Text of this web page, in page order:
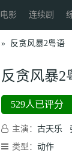
电影 连续剧
» 反贪风暴2粤语
反贪风暴2
529人已评分
主演： 古天乐
类型： 动作